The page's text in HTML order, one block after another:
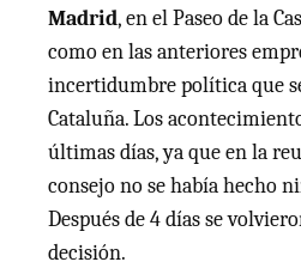
Madrid, en el Paseo de la
como en las anteriores
incertidumbre política que
Cataluña. Los
últimas días, ya que en la
consejo no se había hecho
Después de 4 días se
decisión.